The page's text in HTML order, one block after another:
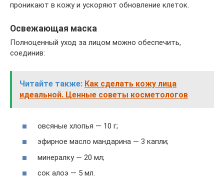
проникают в кожу и ускоряют обновление клеток.
Освежающая маска
Полноценный уход за лицом можно обеспечить,
соединив:
Читайте также: Как сделать кожу лица
идеальной. Ценные советы косметологов
овсяные хлопья — 10 г;
эфирное масло мандарина — 3 капли;
минералку — 20 мл;
сок алоэ — 5 мл.